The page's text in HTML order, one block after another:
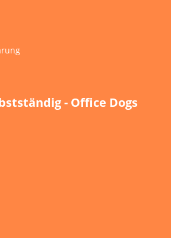
- Office Dogs